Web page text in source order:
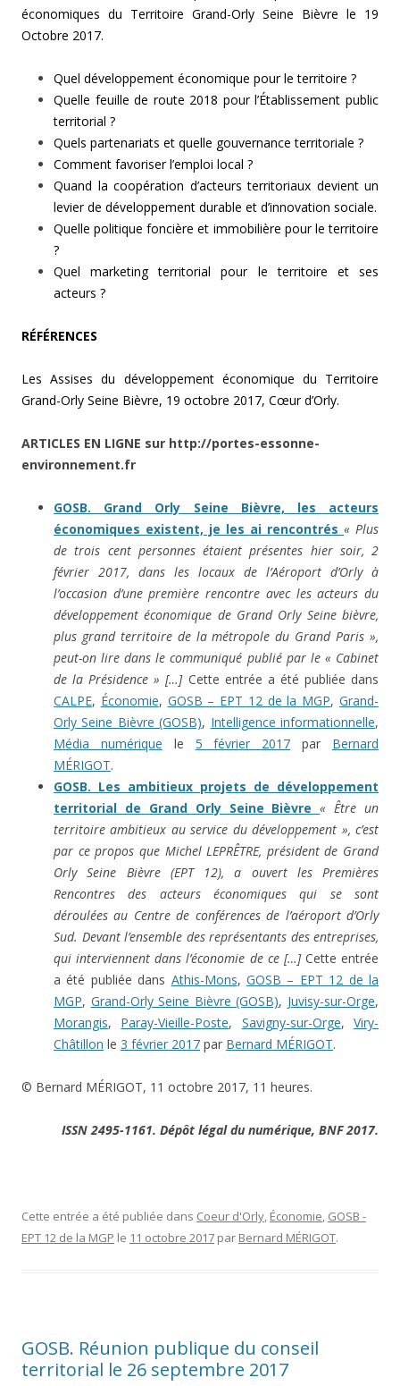
économiques du Territoire Grand-Orly Seine Bièvre le 19
Octobre 2017.
Quel développement économique pour le territoire ?
Quelle feuille de route 2018 pour l’Établissement public
territorial ?
Quels partenariats et quelle gouvernance territoriale ?
Comment favoriser l’emploi local ?
Quand la coopération d’acteurs territoriaux devient un
levier de développement durable et d’innovation sociale.
Quelle politique foncière et immobilière pour le territoire
?
Quel marketing territorial pour le territoire et ses
acteurs ?
RÉFÉRENCES
Les Assises du développement économique du Territoire
Grand-Orly Seine Bièvre, 19 octobre 2017, Cœur d’Orly.
ARTICLES EN LIGNE sur http://portes-essonne-
environnement.fr
GOSB. Grand Orly Seine Bièvre, les acteurs
économiques existent, je les ai rencontrés « Plus
de trois cent personnes étaient présentes hier soir, 2
février 2017, dans les locaux de l’Aéroport d’Orly à
l’occasion d’une première rencontre avec les acteurs du
développement économique de Grand Orly Seine bièvre,
plus grand territoire de la métropole du Grand Paris »,
peut-on lire dans le communiqué publié par le « Cabinet
de la Présidence » […]Cette entrée a été publiée dans
CALPE, Économie, GOSB – EPT 12 de la MGP,Grand-
Orly Seine Bièvre (GOSB), Intelligence informationnelle,
Média numérique le 5 février 2017 par Bernard
MÉRIGOT.
GOSB. Les ambitieux projets de développement
territorial de Grand Orly Seine Bièvre« Être un
territoire ambitieux au service du développement », c’est
par ce propos que Michel LEPRÊTRE, président de Grand
Orly Seine Bièvre (EPT 12), a ouvert les Premières
Rencontres des acteurs économiques qui se sont
déroulées au Centre de conférences de l’aéroport d’Orly
Sud. Devant l’ensemble des représentants des entreprises,
qui interviennent dans l’économie de ce […] Cette entrée
a été publiée dans Athis-Mons,GOSB – EPT 12 de la
MGP, Grand-Orly Seine Bièvre (GOSB), Juvisy-sur-Orge,
Morangis, Paray-Vieille-Poste, Savigny-sur-Orge,Viry-
Châtillon le 3 février 2017 par Bernard MÉRIGOT.
© Bernard MÉRIGOT, 11 octobre 2017, 11 heures.
ISSN 2495-1161. Dépôt légal du numérique, BNF 2017.
Cette entrée a été publiée dans Coeur d'Orly, Économie, GOSB -
EPT 12 de la MGP le 11 octobre 2017 par Bernard MÉRIGOT.
GOSB. Réunion publique du conseil
territorial le 26 septembre 2017